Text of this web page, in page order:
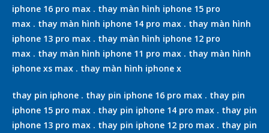
iphone 16 pro max . thay màn hình iphone 15 pro
max . thay màn hình iphone 14 pro max . thay màn hình
iphone 13 pro max . thay màn hình iphone 12 pro
max . thay màn hình iphone 11 pro max . thay màn hình
iphone xs max . thay màn hình iphone x
thay pin iphone . thay pin iphone 16 pro max . thay pin
iphone 15 pro max . thay pin iphone 14 pro max . thay pin
iphone 13 pro max . thay pin iphone 12 pro max . thay pin